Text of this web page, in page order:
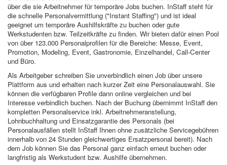
über die sie Arbeitnehmer für temporäre Jobs buchen. InStaff steht für
die schnelle Personalvermittlung ("Instant Staffing") und ist ideal
geeignet um temporäre Aushilfskräfte zu buchen oder gute
Werkstudenten bzw. Teilzeitkräfte zu finden. Wir bieten dafür einen Pool
von über 123.000 Personalprofilen für die Bereiche: Messe, Event,
Promotion, Modeling, Event, Gastronomie, Einzelhandel, Call-Center
und Büro.
Als Arbeitgeber schreiben Sie unverbindlich einen Job über unsere
Plattform aus und erhalten nach kurzer Zeit eine Personalauswahl. Sie
können die verfügbaren Profile dann online vergleichen und bei
Interesse verbindlich buchen. Nach der Buchung übernimmt InStaff den
kompletten Personalservice inkl. Arbeitnehmeranstellung,
Lohnbuchhaltung und Einsatzgarantie des Personals (bei
Personalausfällen stellt InStaff Ihnen ohne zusätzliche Servicegebühren
innerhalb von 24 Stunden gleichwertiges Ersatzpersonal bereit). Nach
dem Job können Sie das Personal ganz einfach erneut buchen oder
langfristig als Werkstudent bzw. Aushilfe übernehmen.